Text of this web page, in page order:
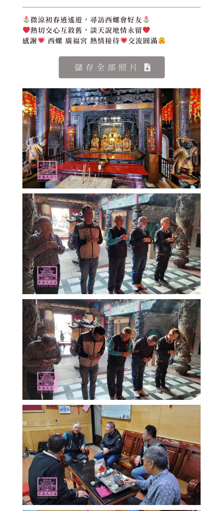
微涼初春逍遙遊，尋訪西螺會好友
熱切交心互敘舊，談天說地情永留
感謝
西螺 廣福宮 熱情接待 交流圓滿
儲存全部照片